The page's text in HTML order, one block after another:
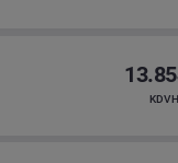
KDV